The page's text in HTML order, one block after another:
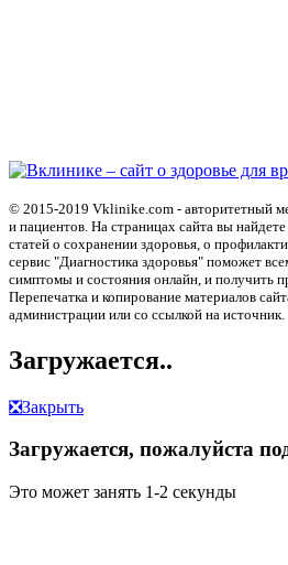
© 2015-2019 Vklinike.com - авторитетный
и пациентов. На страницах сайта вы
статей о сохранении здоровья, о
сервис "Диагностика здоровья" поможет
симптомы и состояния онлайн, и получить
Перепечатка и копирование материалов
администрации или со ссылкой на источник.
Загружается..
❎Закрыть
Загружается, пожалуйста
Это может занять 1-2 секунды